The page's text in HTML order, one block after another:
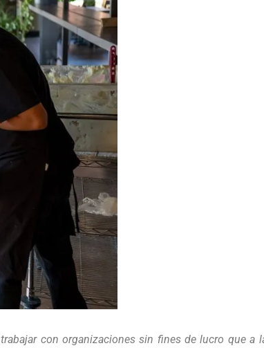
con organizaciones sin fines de lucro que a